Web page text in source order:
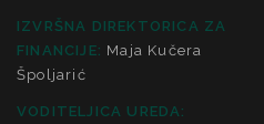
IZVRŠNA DIREKTORICA ZA
FINANCIJE: Maja Kučera
Špoljarić
VODITELJICA UREDA: